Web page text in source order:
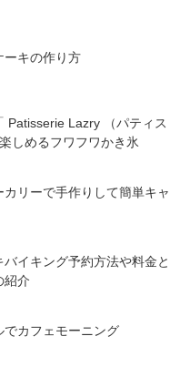
ーキの作り方
Patisserie Lazry （パティス
しめるフワフワかき氷
カリーで手作りして簡単キャ
イキング予約方法や料金と
紹介
でカフェモーニング